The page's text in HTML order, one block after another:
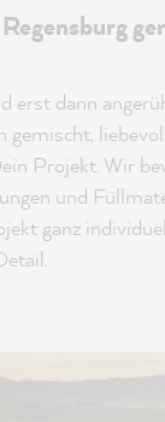
erst dann
gemischt,
Projekt. Wir
und
ganz